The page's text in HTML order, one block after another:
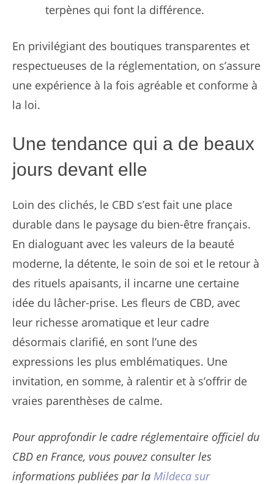
terpènes qui font la différence.
En privilégiant des boutiques transparentes et
respectueuses de la réglementation, on s’assure
une expérience à la fois agréable et conforme à
la loi.
Une tendance qui a de beaux
jours devant elle
Loin des clichés, le CBD s’est fait une place
durable dans le paysage du bien-être français.
En dialoguant avec les valeurs de la beauté
moderne, la détente, le soin de soi et le retour à
des rituels apaisants, il incarne une certaine
idée du lâcher-prise. Les fleurs de CBD, avec
leur richesse aromatique et leur cadre
désormais clarifié, en sont l’une des
expressions les plus emblématiques. Une
invitation, en somme, à ralentir et à s’offrir de
vraies parenthèses de calme.
Pour approfondir le cadre réglementaire officiel du
CBD en France, vous pouvez consulter les
informations publiées par la Mildeca sur